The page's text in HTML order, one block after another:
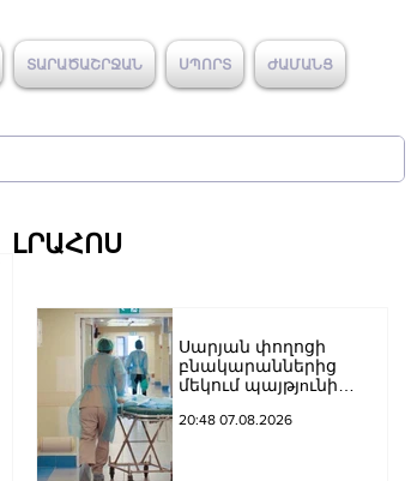
ՏԱՐԱԾԱՇՐՋԱՆ ՍՊՈՐՏ ԺԱՄԱՆՑ
ԼՐԱՀՈՍ
Սարյան փողոցի
բնակարաններից
մեկում պայթյnւնի
տղամարդը
20:48 07.08.2026